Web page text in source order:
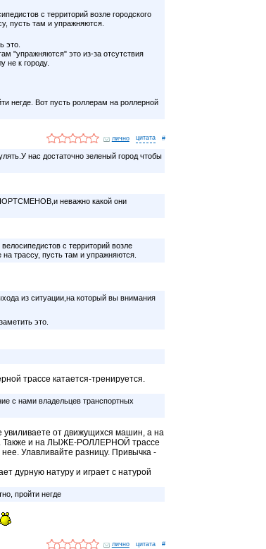
с территорий возле городского
пусть там и упражняются.
это.
"упражняются" это из-за отсутствия
не к городу.
негде. Вот пусть роллерам на роллерной
лично #
нас достаточно зеленый город чтобы
неважно какой они
с территорий возле
трассу, пусть там и упражняются.
из ситуации,на который вы внимания
это.
трассе катается-тренируется.
с нами владельцев транспортных
увиливаете от движущихся машин, а на
Также и на ЛЫЖЕ-РОЛЛЕРНОЙ трассе
Улавливайте разницу. Привычка -
дурную натуру и играет с натурой
пройти негде
лично #